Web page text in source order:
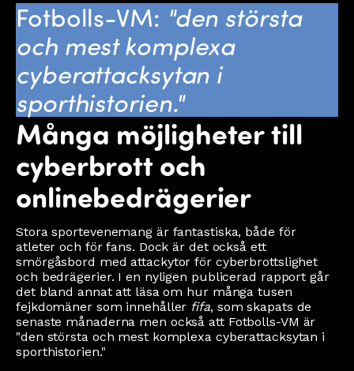
Fotbolls-VM: "den största
och mest komplexa
cyberattacksytan i
sporthistorien."
Många möjligheter till
cyberbrott och
onlinebedrägerier
Stora sportevenemang är fantastiska, både för
atleter och för fans. Dock är det också ett
smörgåsbord med attackytor för cyberbrottslighet
och bedrägerier. I en nyligen publicerad rapport går
det bland annat att läsa om hur många tusen
fejkdomäner som innehåller fifa, som skapats de
senaste månaderna men också att Fotbolls-VM är
"den största och mest komplexa cyberattacksytan i
sporthistorien."